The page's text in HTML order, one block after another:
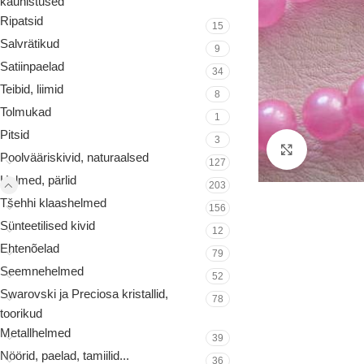
Ripatsid
15
Salvrätikud 9
Satiinpaelad 34
Teibid, liimid 8
Tolmukad 1
Pitsid 3
Poolvääriskivid, naturaalsed 127
Helmed, pärlid 203
Tšehhi klaashelmed 156
Sünteetilised kivid 12
Ehtenõelad 79
Seemnehelmed 52
Swarovski ja Preciosa kristallid,
toorikud
78
Metallhelmed 39
Nöörid, paelad, tamiilid... 36
Suurenda